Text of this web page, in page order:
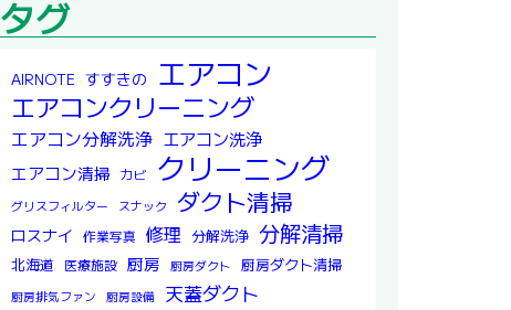
タグ
AIRNOTE すすきの エアコン
エアコンクリーニング
エアコン分解洗浄 エアコン洗浄
エアコン清掃 カビ クリーニング
グリスフィルター スナック ダクト清掃
ロスナイ 作業写真 修理 分解洗浄 分解清掃
北海道 医療施設 厨房 厨房ダクト 厨房ダクト清掃
厨房排気ファン 厨房設備 天蓋ダクト